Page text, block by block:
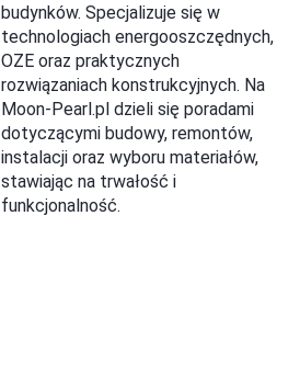
budynków. Specjalizuje się w
technologiach energooszczędnych,
OZE oraz praktycznych
rozwiązaniach konstrukcyjnych. Na
Moon-Pearl.pl dzieli się poradami
dotyczącymi budowy, remontów,
instalacji oraz wyboru materiałów,
stawiając na trwałość i
funkcjonalność.